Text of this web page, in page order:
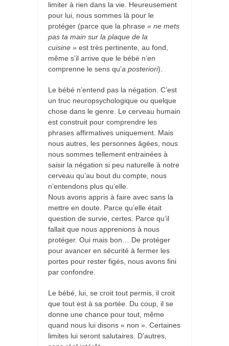
limiter à rien dans la vie. Heureusement
pour lui, nous sommes là pour le
protéger (parce que la phrase « ne mets
pas ta main sur la plaque de la
cuisine » est très pertinente, au fond,
même s’il arrive que le bébé n’en
comprenne le sens qu’a posteriori).
Le bébé n’entend pas la négation. C’est
un truc neuropsychologique ou quelque
chose dans le genre. Le cerveau humain
est construit pour comprendre les
phrases affirmatives uniquement. Mais
nous autres, les personnes âgées, nous
nous sommes tellement entrainées à
saisir la négation si peu naturelle à notre
cerveau qu’au bout du compte, nous
n’entendons plus qu’elle.
Nous avons appris à faire avec sans la
mettre en doute. Parce qu’elle était
question de survie, certes. Parce qu’il
fallait que nous apprenions à nous
protéger. Oui mais bon… De protéger
pour avancer en sécurité à fermer les
portes pour rester figés, nous avons fini
par confondre.
Le bébé, lui, se croit tout permis, il croit
que tout est à sa portée. Du coup, il se
donne une chance pour tout, même
quand nous lui disons « non ». Certaines
limites lui seront salutaires. D’autres,